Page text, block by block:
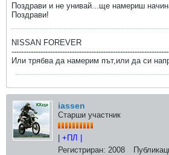
Поздрави и не унивай...ще намериш
Поздрави!
NISSAN FOREVER
Или трябва да намерим път,или да си
iassen
Старши участник
| +ПЛ |
Регистриран: 2008